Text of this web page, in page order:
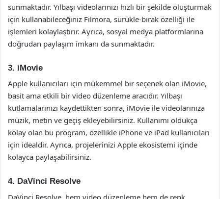
sunmaktadır. Yılbaşı videolarınızı hızlı bir şekilde oluşturmak
için kullanabileceğiniz Filmora, sürükle-bırak özelliği ile
işlemleri kolaylaştırır. Ayrıca, sosyal medya platformlarına
doğrudan paylaşım imkanı da sunmaktadır.
3. iMovie
Apple kullanıcıları için mükemmel bir seçenek olan iMovie,
basit ama etkili bir video düzenleme aracıdır. Yılbaşı
kutlamalarınızı kaydettikten sonra, iMovie ile videolarınıza
müzik, metin ve geçiş ekleyebilirsiniz. Kullanımı oldukça
kolay olan bu program, özellikle iPhone ve iPad kullanıcıları
için idealdir. Ayrıca, projelerinizi Apple ekosistemi içinde
kolayca paylaşabilirsiniz.
4. DaVinci Resolve
DaVinci Resolve, hem video düzenleme hem de renk